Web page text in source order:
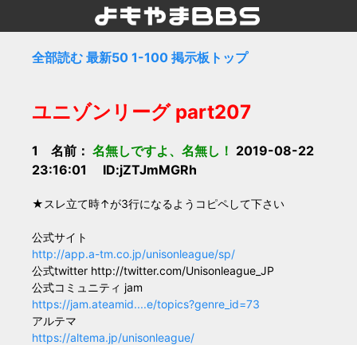
全部読む 最新50 1-100 掲示板トップ
ユニゾンリーグ part207
1 名前： 名無しですよ、名無し！ 2019-08-22
23:16:01 ID:jZTJmMGRh
★スレ立て時↑が3行になるようコピペして下さい
公式サイト
http://app.a-tm.co.jp/unisonleague/sp/
公式twitter http://twitter.com/Unisonleague_JP
公式コミュニティ jam
https://jam.ateamid....e/topics?genre_id=73
アルテマ
https://altema.jp/unisonleague/